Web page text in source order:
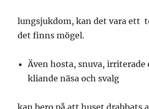
lungsjukdom, kan det vara ett
det finns mögel.
Även hosta, snuva, irriterade
kliande näsa och svalg
kan bero på att huset drabbats